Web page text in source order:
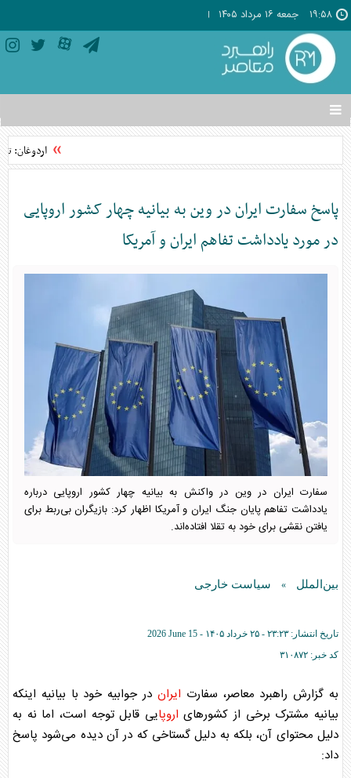
۱۹:۵۸ جمعه ۱۶ مرداد ۱۴۰۵
تغییر
وضعیت
منوی
ها
اردوغان:
پاسخ سفارت ایران در وین به بیانیه چهار کشور اروپایی
در مورد یادداشت تفاهم ایران و آمریکا
سفارت ایران در وین در واکنش به بیانیه چهار کشور اروپایی درباره
یادداشت تفاهم پایان جنگ ایران و آمریکا اظهار کرد: بازیگران بی‌ربط برای
یافتن نقشی برای خود به تقلا افتاده‌اند.
بین‌الملل » سیاست خارجی
تاریخ انتشار: ۲۳:۲۳ - ۲۵ خرداد ۱۴۰۵ -
2026 June 15
کد خبر: ۳۱۰۸۷۲
به گزارش راهبرد معاصر، سفارت ایران در جوابیه خود با بیانیه اینکه
بیانیه مشترک برخی از کشور‌های اروپایی قابل توجه است، اما نه به
دلیل محتوای آن، بلکه به دلیل گستاخی که در آن دیده می‌شود پاسخ
داد: